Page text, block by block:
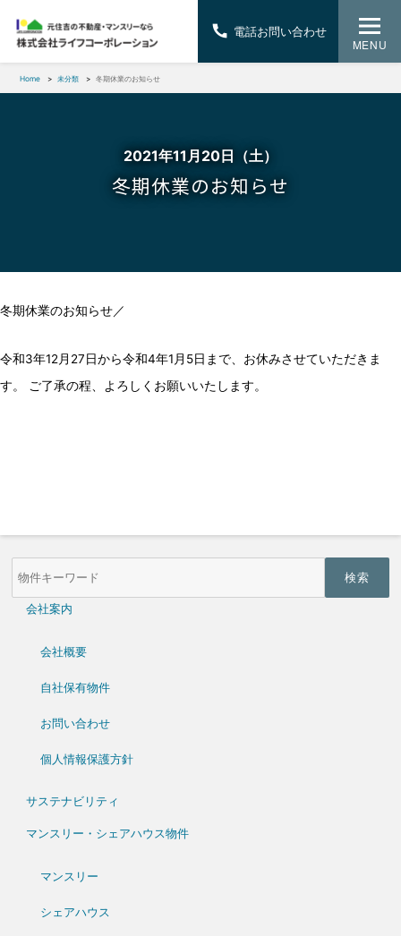
MENU
Home 未分類 冬期休業のお知らせ
2021年11月20日（土）
冬期休業のお知らせ
冬期休業のお知らせ／
令和3年12月27日から令和4年1月5日まで、お休みさせていただきま
す。 ご了承の程、よろしくお願いいたします。
物
件
会社案内
会社概要
自社保有物件
お問い合わせ
個人情報保護方針
サステナビリティ
マンスリー・シェアハウス物件
マンスリー
シェアハウス
電話お問い合わせ